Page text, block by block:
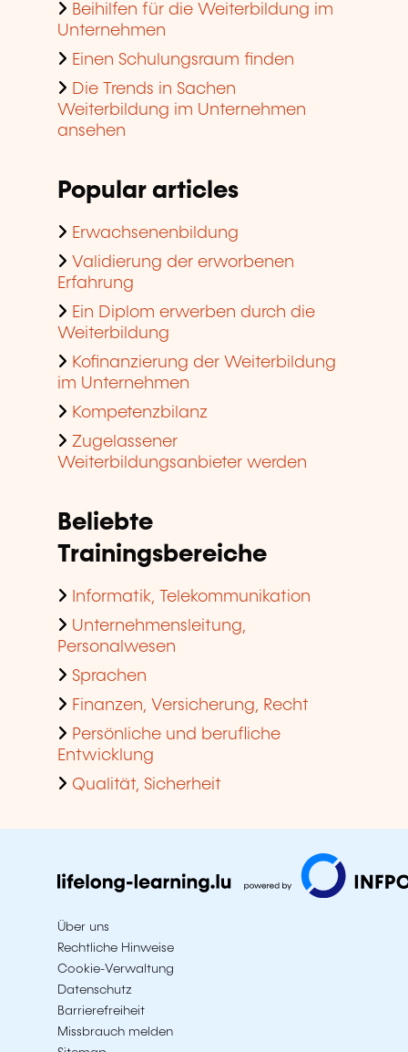
Beihilfen für die Weiterbildung im
Unternehmen
Einen Schulungsraum finden
Die Trends in Sachen
Weiterbildung im Unternehmen
ansehen
Popular articles
Erwachsenenbildung
Validierung der erworbenen
Erfahrung
Ein Diplom erwerben durch die
Weiterbildung
Kofinanzierung der Weiterbildung
im Unternehmen
Kompetenzbilanz
Zugelassener
Weiterbildungsanbieter werden
Beliebte
Trainingsbereiche
Informatik, Telekommunikation
Unternehmensleitung,
Personalwesen
Sprachen
Finanzen, Versicherung, Recht
Persönliche und berufliche
Entwicklung
Qualität, Sicherheit
Über uns
Rechtliche Hinweise
Cookie-Verwaltung
Datenschutz
Barrierefreiheit
Missbrauch melden